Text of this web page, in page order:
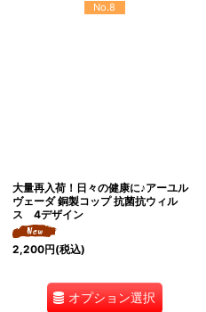
No.8
大量再入荷！日々の健康に♪アーユル
ヴェーダ 銅製コップ 抗菌抗ウィル
ス 4デザイン
2,200円(税込)
オプション選択